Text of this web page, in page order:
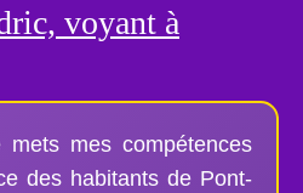
voyant à
mes compétences
des habitants de Pont-